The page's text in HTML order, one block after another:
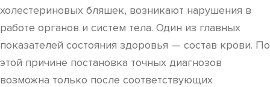
холестериновых бляшек, возникают нарушения в
работе органов и систем тела. Один из главных
показателей состояния здоровья — состав крови. По
этой причине постановка точных диагнозов
возможна только после соответствующих